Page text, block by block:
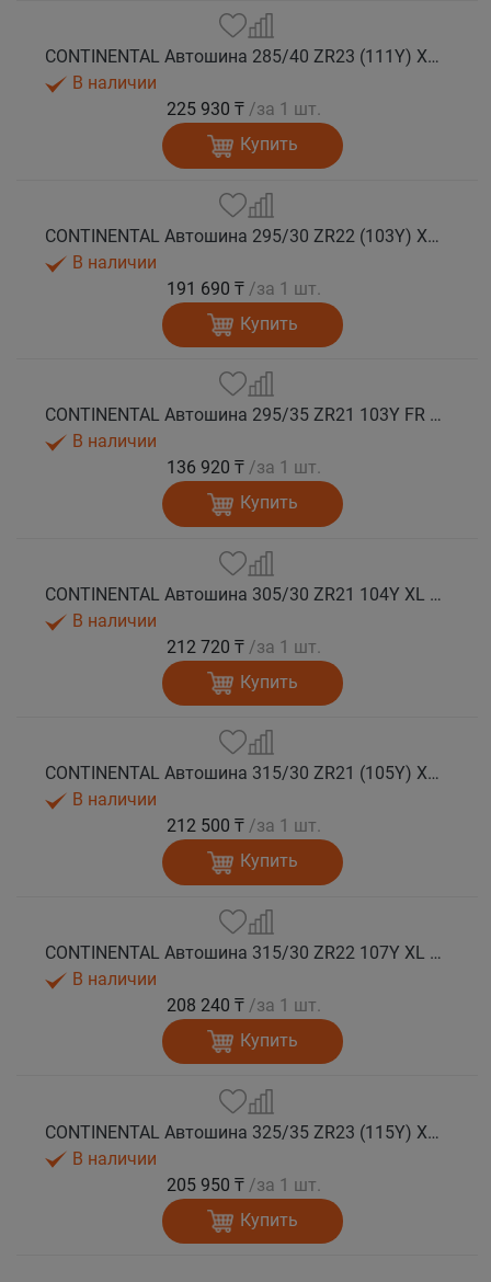
CONTINENTAL Автошина 285/40 ZR23 (111Y) XL FR SportContact 7 лето
В наличии
225 930 ₸ /за 1 шт.
Купить
CONTINENTAL Автошина 295/30 ZR22 (103Y) XL FR SportContact 7 лето
В наличии
191 690 ₸ /за 1 шт.
Купить
CONTINENTAL Автошина 295/35 ZR21 103Y FR SportContact 7 MGT лето
В наличии
136 920 ₸ /за 1 шт.
Купить
CONTINENTAL Автошина 305/30 ZR21 104Y XL FR SportContact 7 лето
В наличии
212 720 ₸ /за 1 шт.
Купить
CONTINENTAL Автошина 315/30 ZR21 (105Y) XL FR SportContact 7 MO1 лето
В наличии
212 500 ₸ /за 1 шт.
Купить
CONTINENTAL Автошина 315/30 ZR22 107Y XL FR SportContact 7 лето
В наличии
208 240 ₸ /за 1 шт.
Купить
CONTINENTAL Автошина 325/35 ZR23 (115Y) XL FR SportContact 7 лето
В наличии
205 950 ₸ /за 1 шт.
Купить